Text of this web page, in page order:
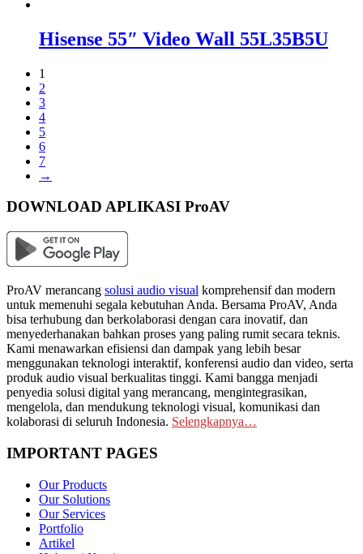
Hisense 55″ Video Wall 55L35B5U
1
2
3
4
5
6
7
→
DOWNLOAD APLIKASI ProAV
ProAV merancang solusi audio visual komprehensif dan modern
untuk memenuhi segala kebutuhan Anda. Bersama ProAV, Anda
bisa terhubung dan berkolaborasi dengan cara inovatif, dan
menyederhanakan bahkan proses yang paling rumit secara teknis.
Kami menawarkan efisiensi dan dampak yang lebih besar
menggunakan teknologi interaktif, konferensi audio dan video, serta
produk audio visual berkualitas tinggi. Kami bangga menjadi
penyedia solusi digital yang merancang, mengintegrasikan,
mengelola, dan mendukung teknologi visual, komunikasi dan
kolaborasi di seluruh Indonesia. Selengkapnya…
IMPORTANT PAGES
Our Products
Our Solutions
Our Services
Portfolio
Artikel